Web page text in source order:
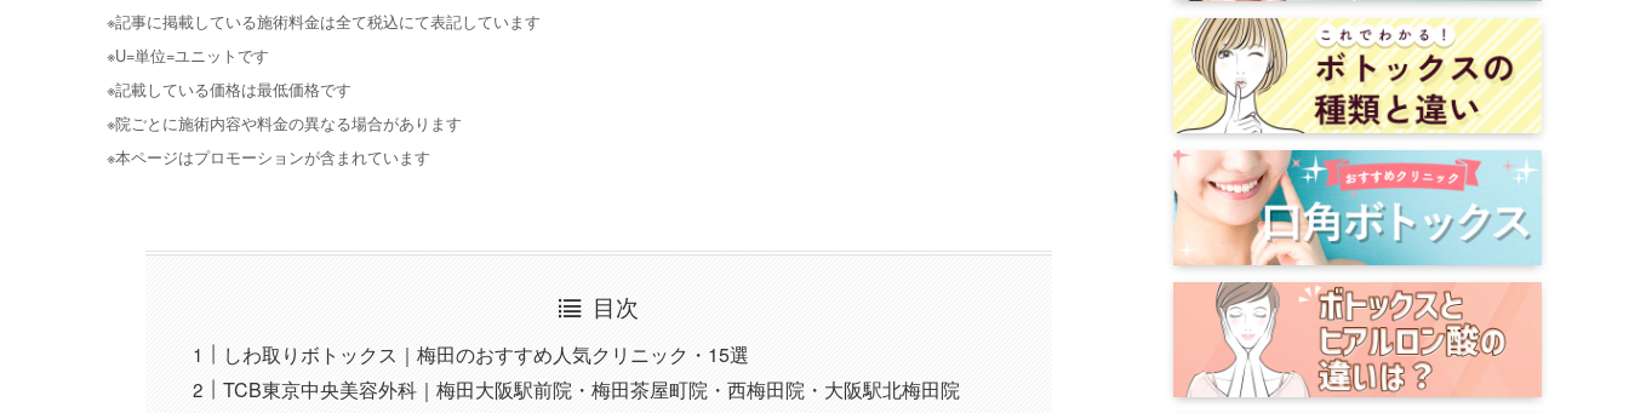
※記事に掲載している施術料金は全て税込にて表記しています
※U=単位=ユニットです
※記載している価格は最低価格です
※院ごとに施術内容や料金の異なる場合があります
※本ページはプロモーションが含まれています
目次
しわ取りボトックス｜梅田のおすすめ人気クリニック・15選
TCB東京中央美容外科｜梅田大阪駅前院・梅田茶屋町院・西梅田院・大阪駅北梅田院